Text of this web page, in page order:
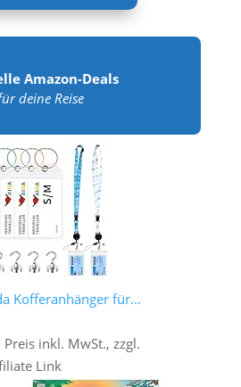
Amazon-Deals
deine Reise
Kofferanhänger für...
Preis inkl. MwSt., zzgl.
Link